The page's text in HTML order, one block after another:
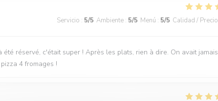
Servicio : 5/5 Ambiente : 5/5 Menú : 5/5 Calidad / Precio
réservé, c'était super ! Après les plats, rien à dire. On avait jamais
4 fromages !